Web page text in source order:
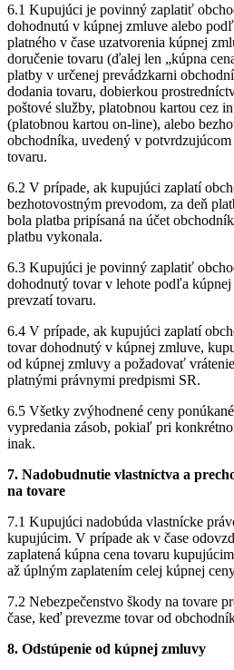
6.1 Kupujúci je povinný zaplatiť
dohodnutú v kúpnej zmluve alebo
platného v čase uzatvorenia kúpnej
doručenie tovaru (ďalej len „kúpna
platby v určenej prevádzkarni
dodania tovaru, dobierkou
poštové služby, platobnou kartou cez
(platobnou kartou on-line), alebo
obchodníka, uvedený v
tovaru.
6.2 V prípade, ak kupujúci zaplatí
bezhotovostným prevodom, za deň
bola platba pripísaná na účet
platbu vykonala.
6.3 Kupujúci je povinný zaplatiť
dohodnutý tovar v lehote podľa
prevzatí tovaru.
6.4 V prípade, ak kupujúci zaplatí
tovar dohodnutý v kúpnej zmluve,
od kúpnej zmluvy a požadovať
platnými právnymi predpismi SR.
6.5 Všetky zvýhodnené ceny
vypredania zásob, pokiaľ pri
inak.
7. Nadobudnutie vlastníctva a
na tovare
7.1 Kupujúci nadobúda vlastnícke
kupujúcim. V prípade ak v čase
zaplatená kúpna cena tovaru
až úplným zaplatením celej kúpnej
7.2 Nebezpečenstvo škody na tovare
čase, keď prevezme tovar od
8. Odstúpenie od kúpnej zmluvy